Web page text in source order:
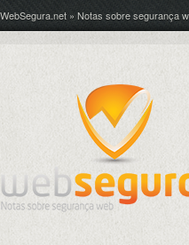
WebSegura.net » Notas sobre segurança